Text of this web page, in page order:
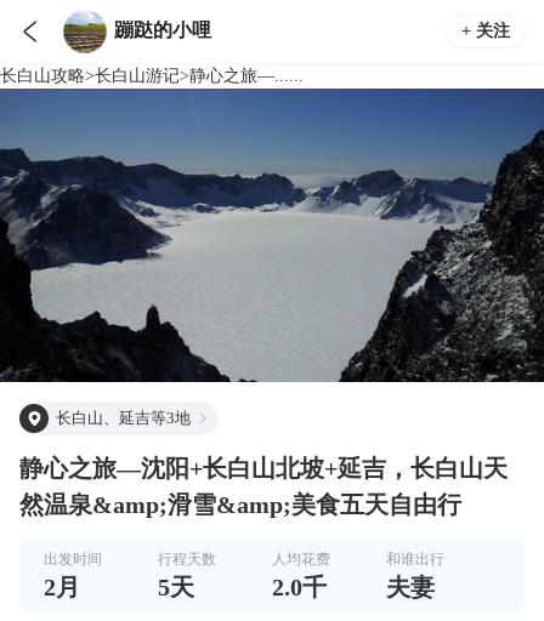
 蹦跶的小哩 + 关注
长白山攻略>长白山游记>静心之旅—......
长白山、延吉等3地
静心之旅—沈阳+长白山北坡+延吉，长白山天
然温泉&amp;滑雪&amp;美食五天自由行
出发时间
2月
行程天数
5天
人均花费
2.0千
和谁出行
夫妻